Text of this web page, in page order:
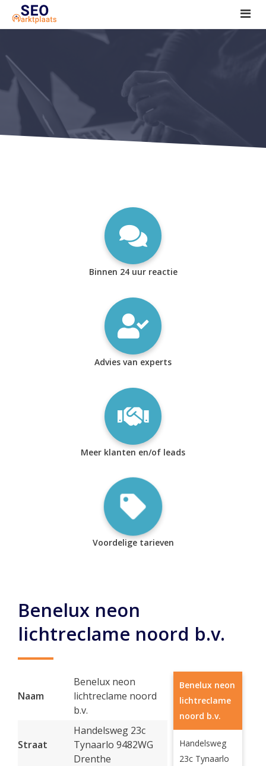
SEO tools reviews
Marketeer bij jou in de buurt?
Offerte
1. Seo voor beginners +
2. Onderzoeken +
Binnen 24 uur reactie
Advies van experts
Meer klanten en/of leads
Voordelige tarieven
Benelux neon
lichtreclame noord b.v.
Naam
Benelux neon
lichtreclame noord
b.v.
Straat
Handelsweg 23c
Tynaarlo 9482WG
Drenthe
Benelux neon
lichtreclame
noord b.v.
Handelsweg
23c Tynaarlo